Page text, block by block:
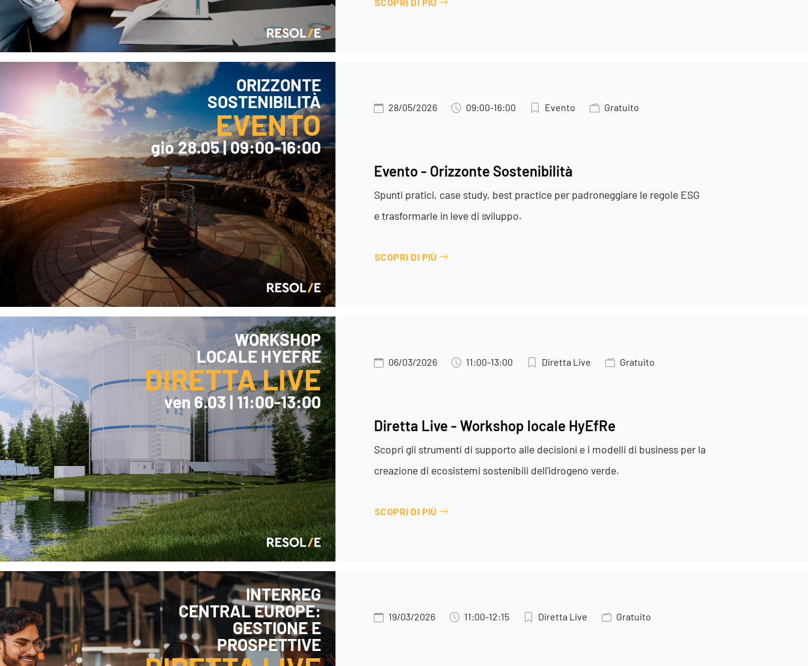
ORIZZONTE
SOSTENIBILITÀ
EVENTO
gio 28.05 | 09:00-16:00
28/05/2026 09:00-16:00 Evento Gratuito
Evento - Orizzonte Sostenibilità
Spunti pratici, case study, best practice per padroneggiare le regole ESG
e trasformarle in leve di sviluppo.
SCOPRI DI PIÙ
WORKSHOP
LOCALE HYEFRE
DIRETTA LIVE
ven 6.03 | 11:00-13:00
06/03/2026 11:00-13:00 Diretta Live Gratuito
Diretta Live - Workshop locale HyEfRe
Scopri gli strumenti di supporto alle decisioni e i modelli di business per la
creazione di ecosistemi sostenibili dell'idrogeno verde.
SCOPRI DI PIÙ
INTERREG
CENTRAL EUROPE:
GESTIONE E
PROSPETTIVE
19/03/2026 11:00-12:15 Diretta Live Gratuito